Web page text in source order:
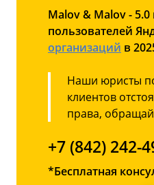
Malov & Malov -
пользователей
организаций в
Наши юристы
клиентов
права,
+7 (842) 242-
*Бесплатная